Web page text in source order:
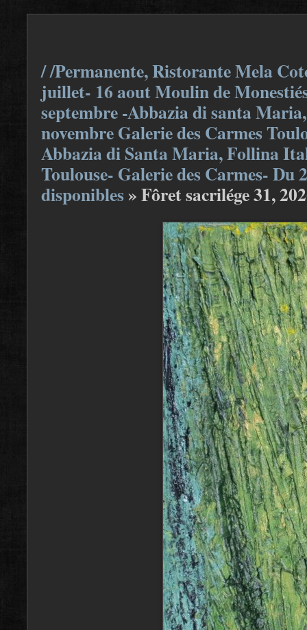
/ /Permanente, Ristorante Mela
juillet- 16 aout Moulin de
septembre -Abbazia di santa
novembre Galerie des Carmes
Abbazia di Santa Maria, Follina
Toulouse- Galerie des Carmes- Du
disponibles»Fôret sacrilége 31,